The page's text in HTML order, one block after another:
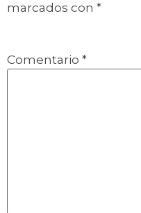
marcados con *
Comentario *